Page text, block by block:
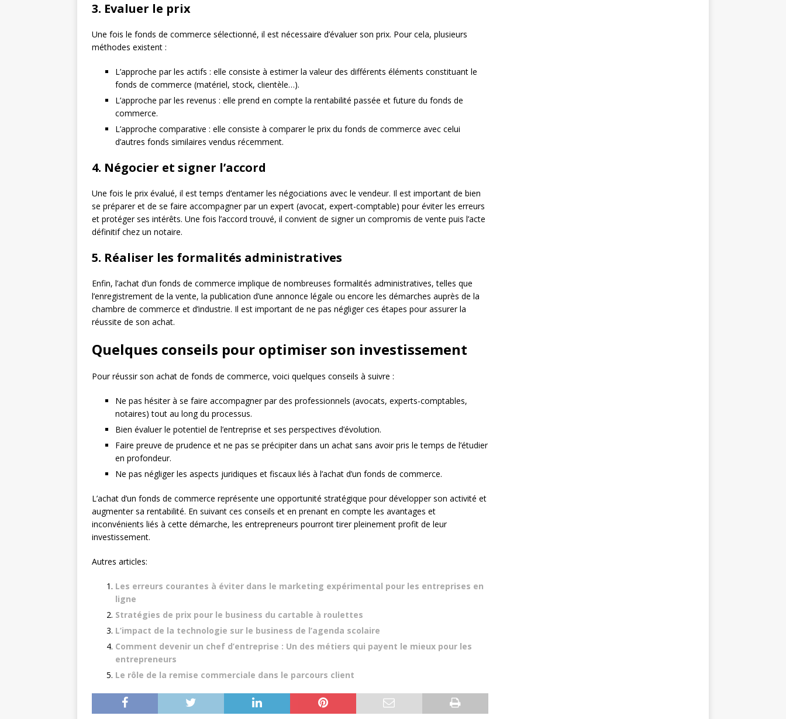
3. Evaluer le prix
Une fois le fonds de commerce sélectionné, il est nécessaire d’évaluer son prix. Pour cela, plusieurs
méthodes existent :
L’approche par les actifs : elle consiste à estimer la valeur des différents éléments constituant le
fonds de commerce (matériel, stock, clientèle…).
L’approche par les revenus : elle prend en compte la rentabilité passée et future du fonds de
commerce.
L’approche comparative : elle consiste à comparer le prix du fonds de commerce avec celui
d’autres fonds similaires vendus récemment.
4. Négocier et signer l’accord
Une fois le prix évalué, il est temps d’entamer les négociations avec le vendeur. Il est important de bien
se préparer et de se faire accompagner par un expert (avocat, expert-comptable) pour éviter les erreurs
et protéger ses intérêts. Une fois l’accord trouvé, il convient de signer un compromis de vente puis l’acte
définitif chez un notaire.
5. Réaliser les formalités administratives
Enfin, l’achat d’un fonds de commerce implique de nombreuses formalités administratives, telles que
l’enregistrement de la vente, la publication d’une annonce légale ou encore les démarches auprès de la
chambre de commerce et d’industrie. Il est important de ne pas négliger ces étapes pour assurer la
réussite de son achat.
Quelques conseils pour optimiser son investissement
Pour réussir son achat de fonds de commerce, voici quelques conseils à suivre :
Ne pas hésiter à se faire accompagner par des professionnels (avocats, experts-comptables,
notaires) tout au long du processus.
Bien évaluer le potentiel de l’entreprise et ses perspectives d’évolution.
Faire preuve de prudence et ne pas se précipiter dans un achat sans avoir pris le temps de l’étudier
en profondeur.
Ne pas négliger les aspects juridiques et fiscaux liés à l’achat d’un fonds de commerce.
L’achat d’un fonds de commerce représente une opportunité stratégique pour développer son activité et
augmenter sa rentabilité. En suivant ces conseils et en prenant en compte les avantages et
inconvénients liés à cette démarche, les entrepreneurs pourront tirer pleinement profit de leur
investissement.
Autres articles:
Les erreurs courantes à éviter dans le marketing expérimental pour les entreprises en
ligne
Stratégies de prix pour le business du cartable à roulettes
L’impact de la technologie sur le business de l’agenda scolaire
Comment devenir un chef d’entreprise : Un des métiers qui payent le mieux pour les
entrepreneurs
Le rôle de la remise commerciale dans le parcours client